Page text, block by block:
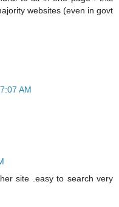
websites (even in govt
AM
site .easy to search very